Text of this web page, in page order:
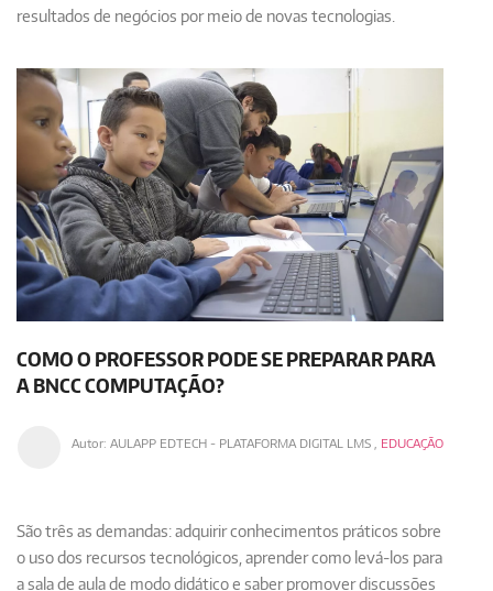
resultados de negócios por meio de novas tecnologias
COMO O PROFESSOR PODE SE PREPARAR PARA
A BNCC COMPUTAÇÃO?
Autor: AULAPP EDTECH - PLATAFORMA DIGITAL LMS, EDUCAÇÃO
São três as demandas: adquirir conhecimentos práticos sobre
o uso dos recursos tecnológicos, aprender como levá-los para
a sala de aula de modo didático e saber promover discussões